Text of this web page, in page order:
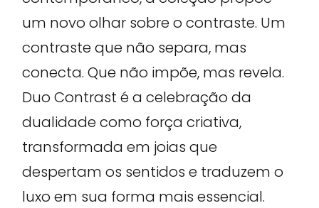
um novo olhar sobre o contraste. Um
contraste que não separa, mas
conecta. Que não impõe, mas revela.
Duo Contrast é a celebração da
dualidade como força criativa,
transformada em joias que
despertam os sentidos e traduzem o
luxo em sua forma mais essencial.